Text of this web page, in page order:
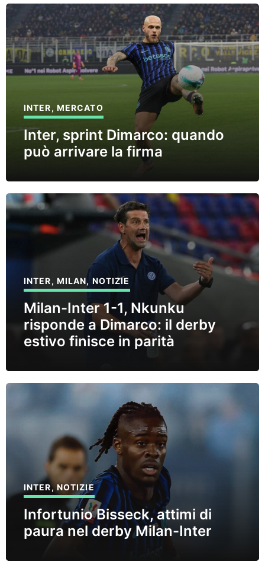
INTER, MERCATO
Inter, sprint Dimarco: quando
può arrivare la firma
INTER, MILAN, NOTIZIE
Milan-Inter 1-1, Nkunku
risponde a Dimarco: il derby
estivo finisce in parità
INTER,NOTIZIE
Infortunio Bisseck, attimi di
paura nel derby Milan-Inter